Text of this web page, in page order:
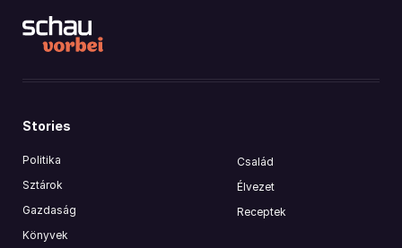
Stories
Politika
Sztárok
Gazdaság
Könyvek
Család
Élvezet
Receptek